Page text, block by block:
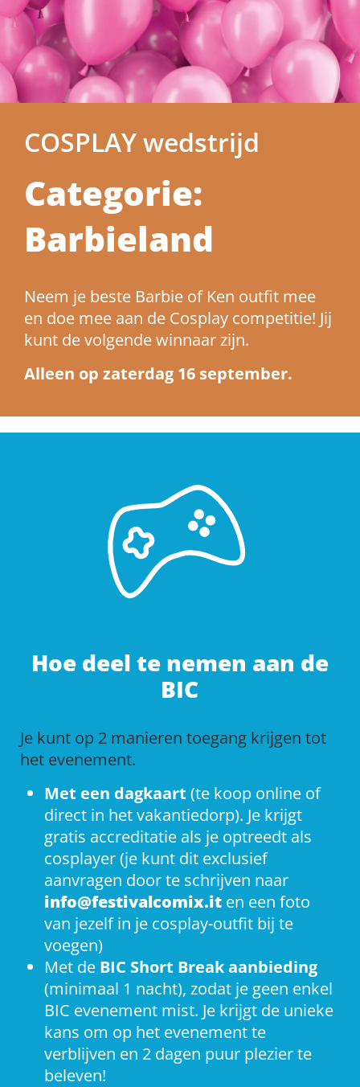
COSPLAY wedstrijd
Categorie:
Barbieland
Neem je beste Barbie of Ken outfit mee
en doe mee aan de Cosplay competitie! Jij
kunt de volgende winnaar zijn.
Alleen op zaterdag 16 september.
Hoe deel te nemen aan de
BIC
Je kunt op 2 manieren toegang krijgen tot
het evenement.
Met een dagkaart (te koop online of
direct in het vakantiedorp). Je krijgt
gratis accreditatie als je optreedt als
cosplayer (je kunt dit exclusief
aanvragen door te schrijven naar
info@festivalcomix.it en een foto
van jezelf in je cosplay-outfit bij te
voegen)
Met de BIC Short Break aanbieding
(minimaal 1 nacht), zodat je geen enkel
BIC evenement mist. Je krijgt de unieke
kans om op het evenement te
verblijven en 2 dagen puur plezier te
beleven!